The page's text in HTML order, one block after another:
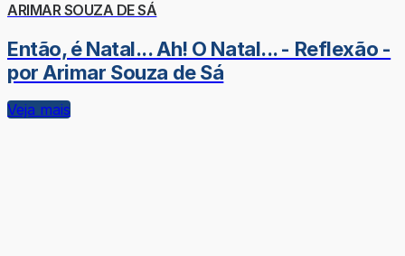
ARIMAR SOUZA DE SÁ
Então, é Natal... Ah! O Natal... - Reflexão -
por Arimar Souza de Sá
Veja mais